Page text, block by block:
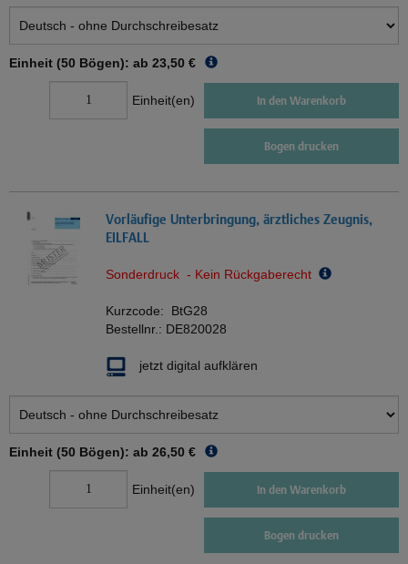
Einheit (50 Bögen): ab 23,50 €
Einheit(en) In den Warenkorb
Bogen drucken
Vorläufige Unterbringung, ärztliches Zeugnis,
EILFALL
Sonderdruck - Kein Rückgaberecht
Kurzcode: BtG28
Bestellnr.: DE820028
jetzt digital aufklären
Einheit (50 Bögen): ab 26,50 €
Einheit(en) In den Warenkorb
Bogen drucken